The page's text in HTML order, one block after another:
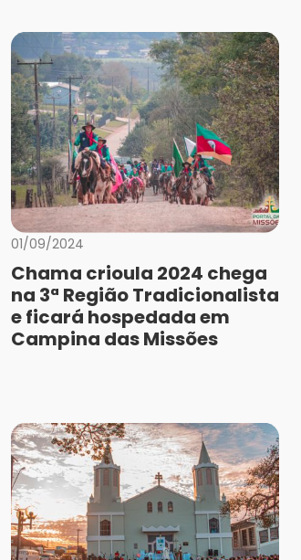
01/09/2024
Chama crioula 2024 chega
na 3ª Região Tradicionalista
e ficará hospedada em
Campina das Missões